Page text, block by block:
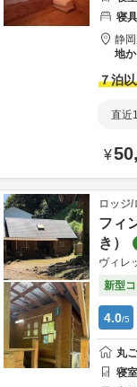
寝具
静
地
７泊
直近
¥
ロッジ
フィ
き）
ヴィレ
新型
4.0/5
丸
寝室